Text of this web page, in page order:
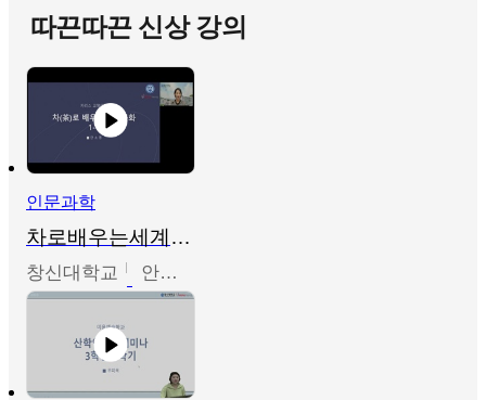
따끈따끈 신상 강의
인문과학
차로배우는세계문화
창신대학교 안소영